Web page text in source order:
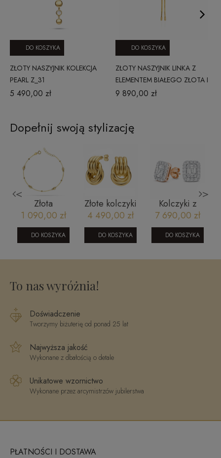
ZŁOTY NASZYJNIK KOLEKCJA
PEARL Z_31
5 490,00 zł
DO KOSZYKA
ZŁOTY NASZYJNIK LINKA Z
ELEMENTEM BIAŁEGO ZŁOTA I
CYRKONIAMI
9 890,00 zł
DO KOSZYKA
Dopełnij swoją stylizację
<
Złota
bransoletka
Young
020220246
1 090,00 zł
DO KOSZYKA
Złote kolczyki
585
splecione
rury gładkie
Chain
4 490,00 zł
DO KOSZYKA
Kolczyki z
brylantami z
różowego
złota
CE1721P
7 690,00 zł
DO KOSZYKA
>
To nas wyróżnia!
Doświadczenie
Tworzymy biżuterię od ponad 25 lat
Najwyższa jakość
Wykonane z dbałością o detale
Unikatowe wzornictwo
Wykonane przez arcymistrzów jubilerstwa
PŁATNOŚCI I DOSTAWA